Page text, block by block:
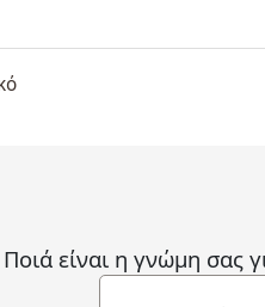
Ποιά είναι η γνώμη σας